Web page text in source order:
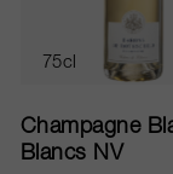
75cl
Champagne
Blancs NV